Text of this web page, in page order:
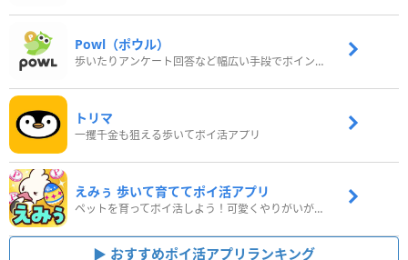
Powl（ポウル）
歩いたりアンケート回答など幅広い手段でポイントをゲット
トリマ
一攫千金も狙える歩いてポイ活アプリ
えみぅ 歩いて育ててポイ活アプリ
ペットを育ってポイ活しよう！可愛くやりがいがある新感覚アプリ
おすすめポイ活アプリランキング